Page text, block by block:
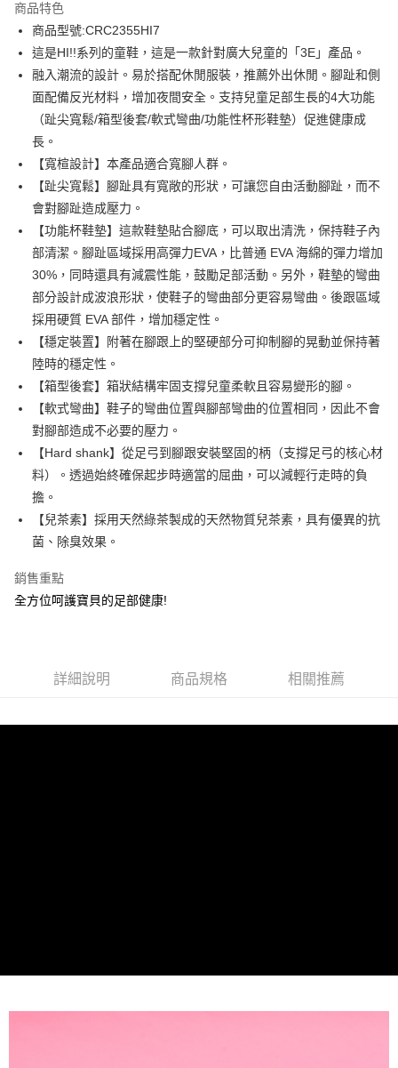
合作金庫商業銀行
華南商業銀行
上海商業儲蓄銀行
台北富邦商業銀行
國泰世華商業銀行
兆豐國際商業銀行
臺灣中小企業銀行
台中商業銀行
匯豐（台灣）商業銀行
華泰商業銀行
聯邦商業銀行
遠東國際商業銀行
元大商業銀行
玉山商業銀行
星展（台灣）商業銀行
台新國際商業銀行
中國信託商業銀行
台灣樂天信用卡公司
6 期 0 利率 每期
華南商業銀行
彰化商業銀行
上海商業儲蓄銀行
台北富邦商業銀行
國泰世華商業銀行
兆豐國際商業銀行
臺灣中小企業銀行
台中商業銀行
匯豐（台灣）商業銀行
聯邦商業銀行
遠東國際商業銀行
元大商業銀行
永豐商業銀行
玉山商業銀行
星展（台灣）商業銀行
台新國際商業銀行
台灣樂天信用卡公司
12 期 0 利率 每期
合作金庫商業銀行
第一商業銀行
上海商業儲蓄銀行
台北富邦商業銀行
國泰世華商業銀行
兆豐國際商業銀行
臺灣中小企業銀行
匯豐（台灣）商業銀行
華泰商業銀行
聯邦商業銀行
遠東國際商業銀行
元大商業銀行
玉山商業銀行
台新國際商業銀行
中國信託商業銀行
台灣樂天信用卡公司
LINE Pay
Apple Pay
街口支付
悠遊付
Google Pay
全盈+PAY
AFTEE先享後付
相關說明
【關於「AFTEE先享後付」】
AFTEE先享後付是「在收到商品之後才付款」的支付方式。 讓您購物簡單
便利好安心！
１．簡單：不需註冊會員、不需綁卡、不需儲值。
２．便利：只要手機號碼，簡訊認證，即可結帳。
３．安心：先確認商品／服務後，再付款。
【「AFTEE先享後付」結帳流程】
結帳頁面，進行簡訊認證並確認金額後，即可完成結帳。
２．訂單成立數日內，您將收到繳費通知簡訊。
３．收到繳費通知簡訊後14天內，點擊此簡訊中的連結，可透過四大超商／
ATM／網路銀行／等多元方式進行付款，方視為交易完成。
※ 請注意：結帳手續完成當下不需立刻繳費，但若您需要取消訂單，請聯絡
購買商品的店家。未經商家同意取消之訂單仍視為有效，需透過AFTEE先享
※ 交易是否成功請以「AFTEE先享後付 」之結帳頁面顯示為準，若有關於
是否繳費成功／繳費後需取消欲退款等相關疑問，請聯繫「AFTEE先享後付
客戶支援中心」https://netprotections.freshdesk.com/support/home
權轉讓予恩沛科技股份有限公司。
ATM付款
運送方式
全家取貨
每筆NT$80，滿NT$888(含以上)免運費
萊爾富取貨
每筆NT$80，滿NT$1,000(含以上)免運費
7-11取貨
每筆NT$80，滿NT$1,000(含以上)免運費
宅配
每筆NT$80，滿NT$1,000(含以上)免運費
商品特色
商品型號:CRC2355HI7
這是HI!!系列的童鞋，這是一款針對廣大兒童的「3E」產品。
融入潮流的設計。易於搭配休閒服裝，推薦外出休閒。腳趾和側
面配備反光材料，增加夜間安全。支持兒童足部生長的4大功能
（趾尖寬鬆/箱型後套/軟式彎曲/功能性杯形鞋墊）促進健康成
長。
【寬楦設計】本產品適合寬腳人群。
【趾尖寬鬆】腳趾具有寬敞的形狀，可讓您自由活動腳趾，而不
會對腳趾造成壓力。
【功能杯鞋墊】這款鞋墊貼合腳底，可以取出清洗，保持鞋子內
部清潔。腳趾區域採用高彈力EVA，比普通 EVA 海綿的彈力增加
30%，同時還具有減震性能，鼓勵足部活動。另外，鞋墊的彎曲
部分設計成波浪形狀，使鞋子的彎曲部分更容易彎曲。後跟區域
採用硬質 EVA 部件，增加穩定性。
【穩定裝置】附著在腳跟上的堅硬部分可抑制腳的晃動並保持著
陸時的穩定性。
【箱型後套】箱狀結構牢固支撐兒童柔軟且容易變形的腳。
【軟式彎曲】鞋子的彎曲位置與腳部彎曲的位置相同，因此不會
對腳部造成不必要的壓力。
【Hard shank】從足弓到腳跟安裝堅固的柄（支撐足弓的核心材
料）。透過始終確保起步時適當的屈曲，可以減輕行走時的負
擔。
【兒茶素】採用天然綠茶製成的天然物質兒茶素，具有優異的抗
菌、除臭效果。
銷售重點
全方位呵護寶貝的足部健康!
詳細說明 商品規格 相關推薦